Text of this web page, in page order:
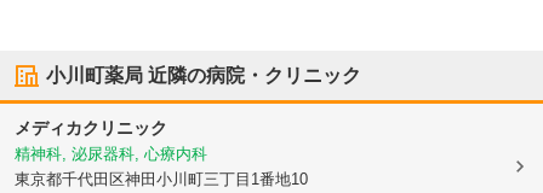
小川町薬局 近隣の病院・クリニック
メディカクリニック
精神科, 泌尿器科, 心療内科
東京都千代田区神田小川町三丁目1番地10